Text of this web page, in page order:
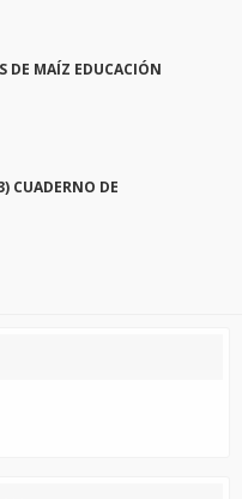
DE MAÍZ EDUCACIÓN
CUADERNO DE